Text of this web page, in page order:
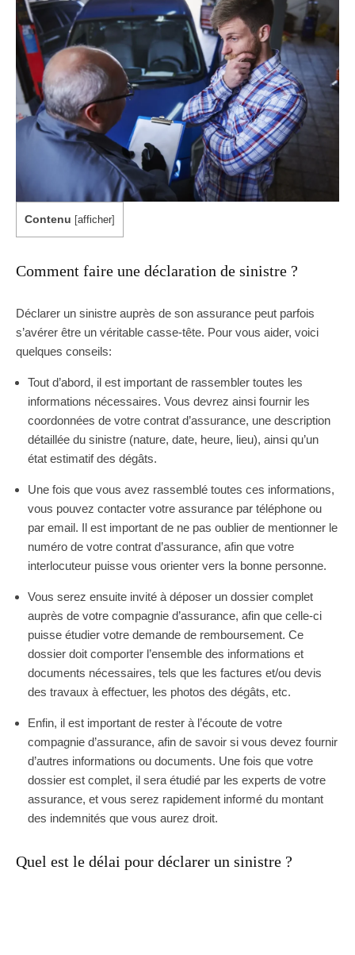
Contenu [afficher]
Comment faire une déclaration de sinistre ?
Déclarer un sinistre auprès de son assurance peut parfois
s’avérer être un véritable casse-tête. Pour vous aider, voici
quelques conseils:
Tout d’abord, il est important de rassembler toutes les
informations nécessaires. Vous devrez ainsi fournir les
coordonnées de votre contrat d’assurance, une description
détaillée du sinistre (nature, date, heure, lieu), ainsi qu’un
état estimatif des dégâts.
Une fois que vous avez rassemblé toutes ces informations,
vous pouvez contacter votre assurance par téléphone ou
par email. Il est important de ne pas oublier de mentionner le
numéro de votre contrat d’assurance, afin que votre
interlocuteur puisse vous orienter vers la bonne personne.
Vous serez ensuite invité à déposer un dossier complet
auprès de votre compagnie d’assurance, afin que celle-ci
puisse étudier votre demande de remboursement. Ce
dossier doit comporter l’ensemble des informations et
documents nécessaires, tels que les factures et/ou devis
des travaux à effectuer, les photos des dégâts, etc.
Enfin, il est important de rester à l’écoute de votre
compagnie d’assurance, afin de savoir si vous devez fournir
d’autres informations ou documents. Une fois que votre
dossier est complet, il sera étudié par les experts de votre
assurance, et vous serez rapidement informé du montant
des indemnités que vous aurez droit.
Quel est le délai pour déclarer un sinistre ?